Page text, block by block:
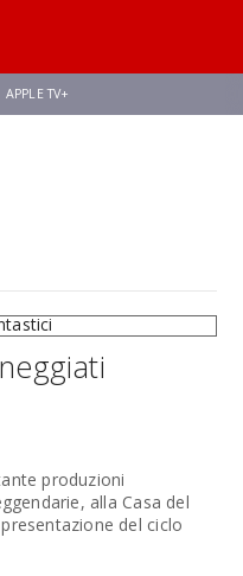
APPLE TV+
produzioni
alla Casa del
del ciclo